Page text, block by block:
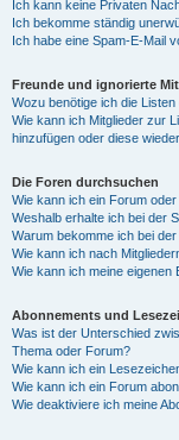
Ich kann keine Privaten
Ich bekomme ständig
Ich habe eine Spam-E-Mail
Freunde und ignorierte
Wozu benötige ich die
Wie kann ich Mitglieder zur
hinzufügen oder diese
Die Foren durchsuchen
Wie kann ich ein Forum
Weshalb erhalte ich bei der
Warum bekomme ich bei
Wie kann ich nach
Wie kann ich meine eigenen
Abonnements und
Was ist der Unterschied
Thema oder Forum?
Wie kann ich ein
Wie kann ich ein Forum
Wie deaktiviere ich meine